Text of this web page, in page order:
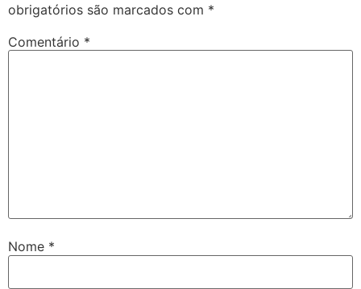
obrigatórios são marcados com *
Comentário *
Nome *